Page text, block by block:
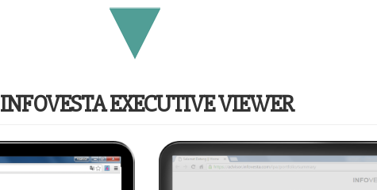
INFOVESTA EXECUTIVE VIEWER